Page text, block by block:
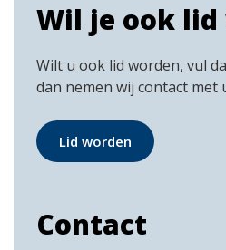
Wil je ook lid
Wilt u ook lid worden, vul
dan nemen wij contact met
Lid worden
Contact